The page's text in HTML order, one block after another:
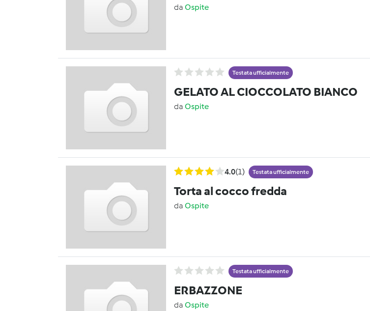
da Ospite
Testata ufficialmente
GELATO AL CIOCCOLATO BIANCO
da Ospite
4.0(1) Testata ufficialmente
Torta al cocco fredda
da Ospite
Testata ufficialmente
ERBAZZONE
da Ospite